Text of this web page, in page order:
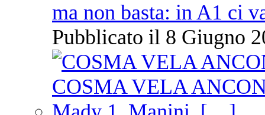
ma non basta: in A1 ci
Pubblicato il 8 Giugno